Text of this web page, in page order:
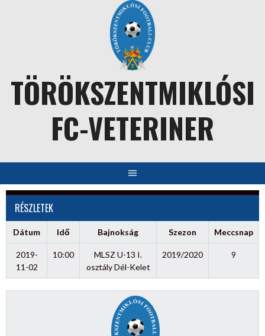
TÖRÖKSZENTMIKLÓSI
FC-VETERINER
RÉSZLETEK
Dátum Idő Bajnokság Szezon Meccsnap
2019-
11-02
10:00
MLSZ U-13 I.
osztály Dél-Kelet
2019/2020 9